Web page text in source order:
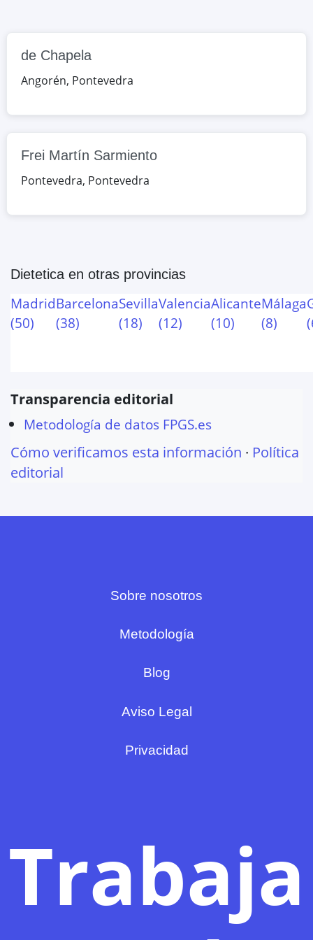
de Chapela
Angorén, Pontevedra
Frei Martín Sarmiento
Pontevedra, Pontevedra
Dietetica en otras provincias
Madrid
(50)
Barcelona
(38)
Sevilla
(18)
Valencia
(12)
Alicante
(10)
Málaga
(8)
(
Transparencia editorial
Metodología de datos FPGS.es
Cómo verificamos esta información · Política
editorial
Sobre nosotros
Metodología
Blog
Aviso Legal
Privacidad
Trabaja